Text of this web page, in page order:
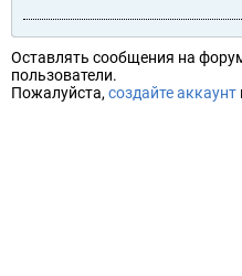
Оставлять сообщения на
пользователи.
Пожалуйста, создайте аккаунт